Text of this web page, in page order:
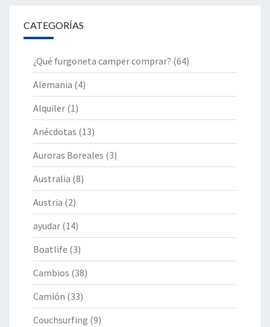
CATEGORÍAS
¿Qué furgoneta camper comprar? (64)
Alemania (4)
Alquiler (1)
Anécdotas (13)
Auroras Boreales (3)
Australia (8)
Austria (2)
ayudar (14)
Boatlife (3)
Cambios (38)
Camión (33)
Couchsurfing (9)